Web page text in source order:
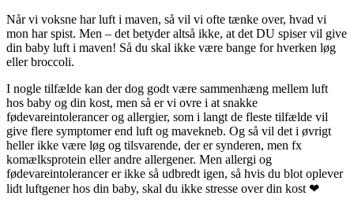
Når vi voksne har luft i maven, så vil vi ofte tænke over, hvad vi
mon har spist. Men – det betyder altså ikke, at det DU spiser vil give
din baby luft i maven! Så du skal ikke være bange for hverken løg
eller broccoli.
I nogle tilfælde kan der dog godt være sammenhæng mellem luft
hos baby og din kost, men så er vi ovre i at snakke
fødevareintolerancer og allergier, som i langt de fleste tilfælde vil
give flere symptomer end luft og mavekneb. Og så vil det i øvrigt
heller ikke være løg og tilsvarende, der er synderen, men fx
komælksprotein eller andre allergener. Men allergi og
fødevareintolerancer er ikke så udbredt igen, så hvis du blot oplever
lidt luftgener hos din baby, skal du ikke stresse over din kost ❤